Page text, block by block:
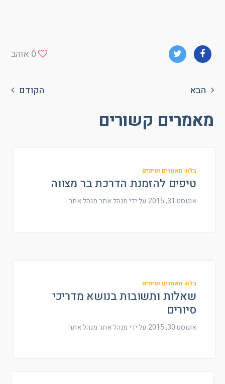
0אוהב
הקודם הבא
מאמרים קשורים
בלוג מאמרים וטיפים
טיפים להזמנת הדרכת בר מצווה
אוגוסט 31, 2015 על ידי מנהל אתרמנהל אתר
בלוג מאמרים וטיפים
שאלות ותשובות בנושא מדריכי
סיורים
אוגוסט 30, 2015 על ידי מנהל אתרמנהל אתר